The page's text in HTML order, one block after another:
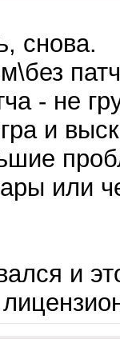
снова.
- не
и
или
и